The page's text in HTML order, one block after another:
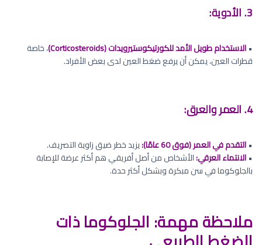
3. الأدوية:
•الاستخدام طويل الأمد للكورتيكوستيرويدات (Corticosteroids)
، خاصة
قطرات العين، يمكن أن يرفع ضغط العين لدى بعض الأفراد.
4. العمر والعرق:
•التقدم في العمر (فوق 60 عامًا):
يزيد خطر ضيق زاوية التصريف.
•الانتماء العرقي:الأشخاص من أصل أفريقي هم أكثر عرضة للإصابة
بالجلوكوما في سن مبكرة وبشكل أكثر حدة.
ملاحظة مهمة: الجلوكوما ذات